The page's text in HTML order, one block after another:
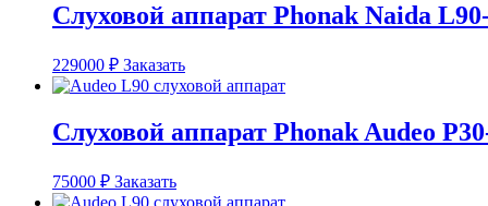
Слуховой аппарат Phonak Naida
229000 ₽ Заказать
Слуховой аппарат Phonak Audeo
75000 ₽ Заказать